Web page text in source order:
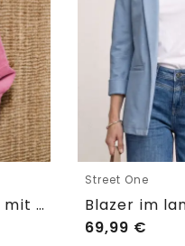
3/4 Arm Cordjacke mit Hemdkragen
Street One
69,99 €